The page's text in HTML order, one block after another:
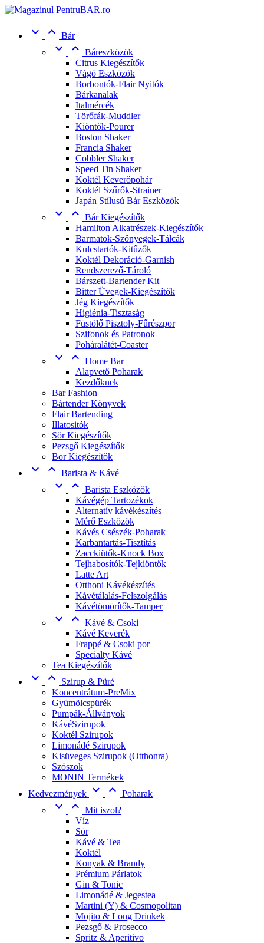
  Bár
  Báreszközök
Citrus Kiegészítők
Vágó Eszközök
Borbontók-Flair Nyitók
Bárkanalak
Italmércék
Törőfák-Muddler
Kiöntők-Pourer
Boston Shaker
Francia Shaker
Cobbler Shaker
Speed Tin Shaker
Koktél Keverőpohár
Koktél Szűrők-Strainer
Japán Stílusú Bár Eszközök
  Bár Kiegészítők
Hamilton Alkatrészek-Kiegészítők
Barmatok-Szőnyegek-Tálcák
Kulcstartók-Kitűzők
Koktél Dekoráció-Garnish
Rendszerező-Tároló
Bárszett-Bartender Kit
Bitter Üvegek-Kiegészítők
Jég Kiegészítők
Higiénia-Tisztaság
Füstölő Pisztoly-Fűrészpor
Szifonok és Patronok
Poháralátét-Coaster
  Home Bar
Alapvető Poharak
Kezdőknek
Bar Fashion
Bártender Könyvek
Flair Bartending
Illatositók
Sör Kiegészítők
Pezsgő Kiegészítők
Bor Kiegészítők
  Barista & Kávé
  Barista Eszközök
Kávégép Tartozékok
Alternatív kávékészítés
Mérő Eszközök
Kávés Csészék-Poharak
Karbantartás-Tisztítás
Zacckiütők-Knock Box
Tejhabosítók-Tejkiöntők
Latte Art
Otthoni Kávékészítés
Kávétálalás-Felszolgálás
Kávétömörítők-Tamper
  Kávé & Csoki
Kávé Keverék
Frappé & Csoki por
Specialty Kávé
Tea Kiegészítők
 
Szirup & Püré
Koncentrátum-PreMix
Gyümölcspürék
Pumpák-Állványok
KávéSzirupok
Koktél Szirupok
Limonádé Szirupok
Kisüveges Szirupok (Otthonra)
Szószok
MONIN Termékek
Kedvezmények   Poharak
  Mit iszol?
Víz
Sör
Kávé & Tea
Koktél
Konyak & Brandy
Prémium Párlatok
Gin & Tonic
Limonádé & Jegestea
Martini (Y) & Cosmopolitan
Mojito & Long Drinkek
Pezsgő & Prosecco
Spritz & Aperitivo